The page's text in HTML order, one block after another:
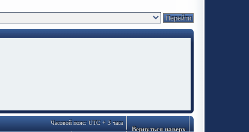
Вернуться наверх
Часовой пояс: UTC + 3 часа